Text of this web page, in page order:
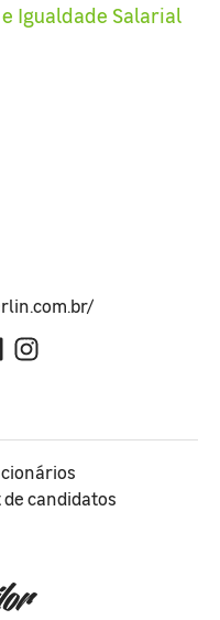
Igualdade Salarial
candidatos